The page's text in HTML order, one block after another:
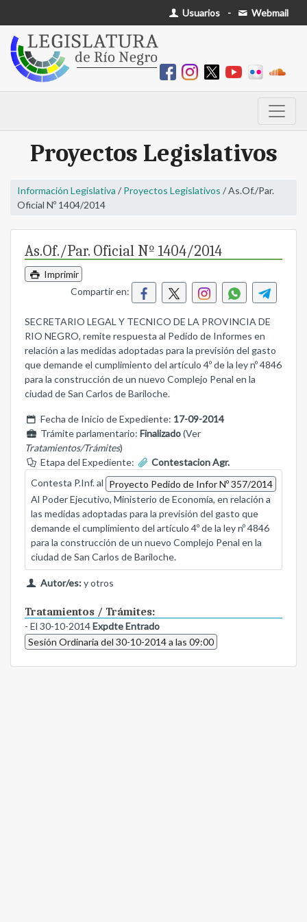
Usuarios - Webmail
Proyectos Legislativos
Información Legislativa / Proyectos Legislativos / As.Of./Par.
Oficial Nº 1404/2014
As.Of./Par. Oficial Nº 1404/2014
Imprimir
Compartir en:
SECRETARIO LEGAL Y TECNICO DE LA PROVINCIA DE
RIO NEGRO, remite respuesta al Pedido de Informes en
relación a las medidas adoptadas para la previsión del gasto
que demande el cumplimiento del artículo 4º de la ley nº 4846
para la construcción de un nuevo Complejo Penal en la
ciudad de San Carlos de Bariloche.
Fecha de Inicio de Expediente: 17-09-2014
Trámite parlamentario: Finalizado(Ver
Tratamientos/Trámites)
Etapa del Expediente:
Contestacion Agr.
Contesta P.Inf. al Proyecto Pedido de Infor Nº 357/2014
Al Poder Ejecutivo, Ministerio de Economía, en relación a
las medidas adoptadas para la previsión del gasto que
demande el cumplimiento del artículo 4º de la ley nº 4846
para la construcción de un nuevo Complejo Penal en la
ciudad de San Carlos de Bariloche.
Autor/es:y otros
Tratamientos / Trámites:
- El 30-10-2014Expdte Entrado
Sesión Ordinaria del 30-10-2014 a las 09:00